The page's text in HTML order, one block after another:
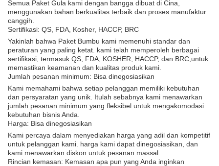
Semua Paket Gula kami dengan bangga dibuat di Cina,
menggunakan bahan berkualitas terbaik dan proses manufaktur
canggih.
Sertifikasi: QS, FDA, Kosher, HACCP, BRC
Yakinlah bahwa Paket Bumbu kami memenuhi standar dan
peraturan yang paling ketat. kami telah memperoleh berbagai
sertifikasi, termasuk QS, FDA, KOSHER, HACCP, dan BRC,untuk
memastikan keamanan dan kualitas produk kami.
Jumlah pesanan minimum: Bisa dinegosiasikan
Kami memahami bahwa setiap pelanggan memiliki kebutuhan
dan persyaratan yang unik. Itulah sebabnya kami menawarkan
jumlah pesanan minimum yang fleksibel untuk mengakomodasi
kebutuhan bisnis Anda.
Harga: Bisa dinegosiasikan
Kami percaya dalam menyediakan harga yang adil dan kompetitif
untuk pelanggan kami. harga kami dapat dinegosiasikan, dan
kami menawarkan diskon untuk pesanan massal.
Rincian kemasan: Kemasan apa pun yang Anda inginkan